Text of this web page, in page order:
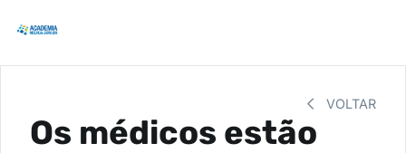
VOLTAR
Os médicos estão